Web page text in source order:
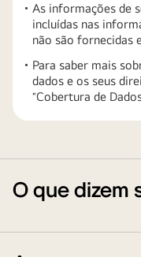
As informações de
incluídas nas
não são fornecidas
Para saber mais
dados e os seus
″Cobertura de
O que dizem